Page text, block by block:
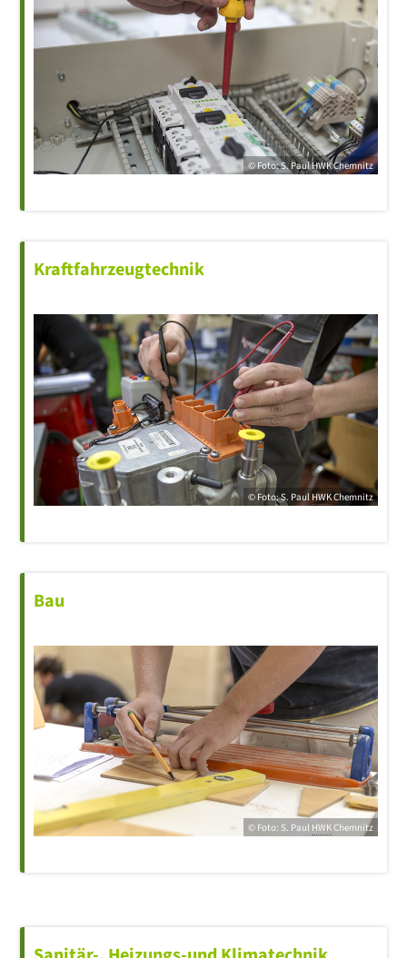
© Foto: S. PaulHWKChemnitz
Kraftfahrzeugtechnik
© Foto: S. PaulHWKChemnitz
Bau
© Foto: S. Paul HWKChemnitz